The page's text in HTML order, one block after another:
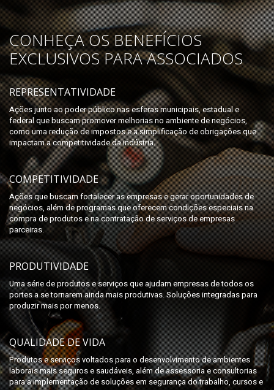
CONHEÇA OS BENEFÍCIOS
EXCLUSIVOS PARA ASSOCIADOS
REPRESENTATIVIDADE
Ações junto ao poder público nas esferas municipais, estadual e
federal que buscam promover melhorias no ambiente de negócios,
como uma redução de impostos e a simplificação de obrigações que
impactam a competitividade da indústria.
COMPETITIVIDADE
Ações que buscam fortalecer as empresas e gerar oportunidades de
negócios, além de programas que oferecem condições especiais na
compra de produtos e na contratação de serviços de empresas
parceiras.
PRODUTIVIDADE
Uma série de produtos e serviços que ajudam empresas de todos os
portes a se tornarem ainda mais produtivas. Soluções integradas para
produzir mais por menos.
QUALIDADE DE VIDA
Produtos e serviços voltados para o desenvolvimento de ambientes
laborais mais seguros e saudáveis, além de assessoria e consultorias
para a implementação de soluções em segurança do trabalho, cursos e